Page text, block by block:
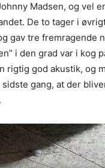
Madsen, og vel
De to tager i
gav tre fremragende
i den grad var i kog
rigtig god akustik, og
gang, at der